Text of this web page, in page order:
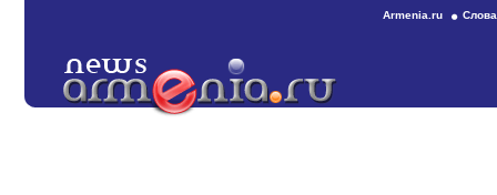
Armenia.ru